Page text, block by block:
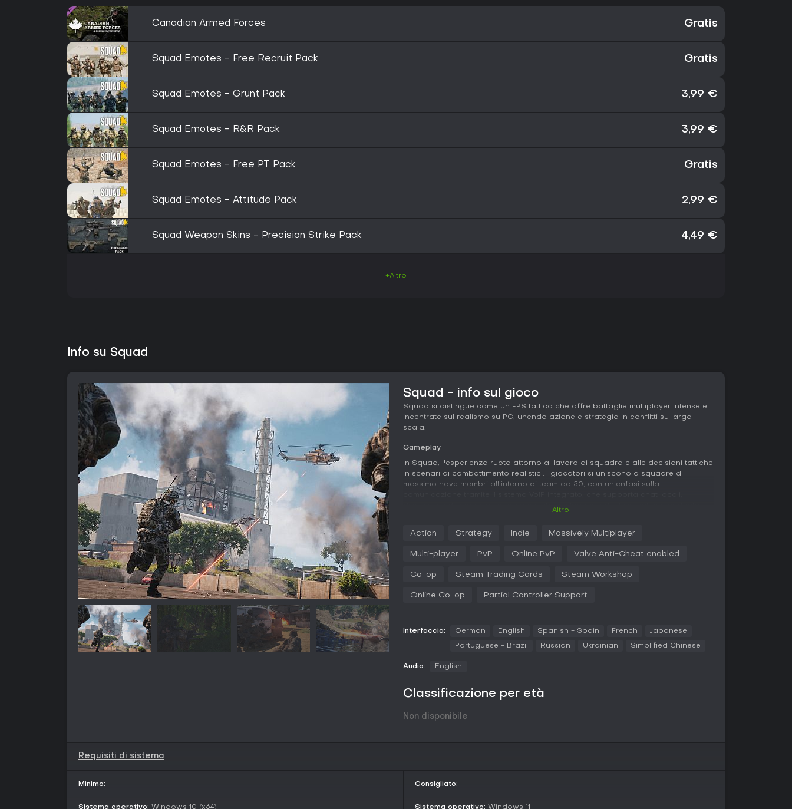
Canadian Armed Forces Gratis
Squad Emotes - Free Recruit Pack Gratis
Squad Emotes - Grunt Pack 3,99 €
Squad Emotes - R&R Pack 3,99 €
Squad Emotes - Free PT Pack Gratis
Squad Emotes - Attitude Pack 2,99 €
Squad Weapon Skins - Precision Strike Pack 4,49 €
+Altro
Info su Squad
Squad - info sul gioco
Squad si distingue come un FPS tattico che offre battaglie multiplayer intense e
incentrate sul realismo su PC, unendo azione e strategia in conflitti su larga
scala.
Gameplay
In Squad, l'esperienza ruota attorno al lavoro di squadra e alle decisioni tattiche
in scenari di combattimento realistici. I giocatori si uniscono a squadre di
massimo nove membri all'interno di team da 50, con un'enfasi sulla
Picture per una mira precisa e un sistema di Suppression che influisce su
specifici delle fazioni, permettendo personalizzazioni adatte ai ruoli individuali. Il
come sacchi di sabbia, filo spinato, HMG e cannoni AT, mentre
La guerra combined-arms integra fanteria, veicoli e postazioni fisse, richiedendo
sforzi coordinati per superare gli avversari in ambienti dinamici.
Modalità di gioco
Squad propone Massive 50 vs. 50 Battles per l'azione PvP, con team di fazioni
convenzionali e non che si scontrano su mappe ampie in combattimenti basati
Factions and Maps
Australian Defence Force e Canadian Army, ognuna con armi e veicoli unici che
+Altro
Action Strategy Indie Massively Multiplayer
Multi-player PvP Online PvP Valve Anti-Cheat enabled
Co-op Steam Trading Cards Steam Workshop
Online Co-op Partial Controller Support
Interfaccia: German English Spanish - Spain French Japanese
Portuguese - Brazil Russian Ukrainian Simplified Chinese
Audio: English
Classificazione per età
Non disponibile
Requisiti di sistema
Minimo:
Sistema operativo: Windows 10 (x64)
Consigliato:
Sistema operativo: Windows 11